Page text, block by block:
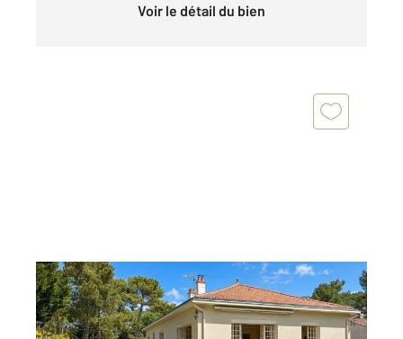
Voir le détail du bien
LA TRANCHE SUR MER 85
220 m2, 12 pièces
Ref : 2416